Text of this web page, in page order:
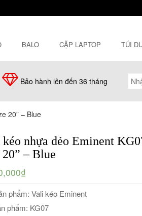
BALO CẶP LAPTOP TÚI
Bảo hành lên đến 36 tháng
20” – Blue
nhựa dẻo Eminent
20” – Blue
phẩm: Vali kéo Eminent
phẩm: KG07